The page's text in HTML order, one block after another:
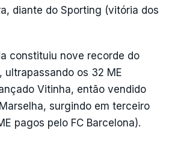
diante do Sporting (vitória dos
constituiu nove recorde do
ultrapassando os 32 ME
Vitinha, então vendido
surgindo em terceiro
pagos pelo FC Barcelona).